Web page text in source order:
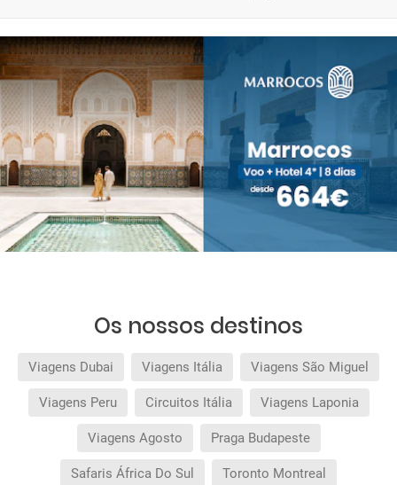
Os nossos destinos
Viagens Dubai Viagens Itália Viagens São Miguel
Viagens Peru Circuitos Itália Viagens Laponia
Viagens Agosto Praga Budapeste
Safaris África Do Sul Toronto Montreal